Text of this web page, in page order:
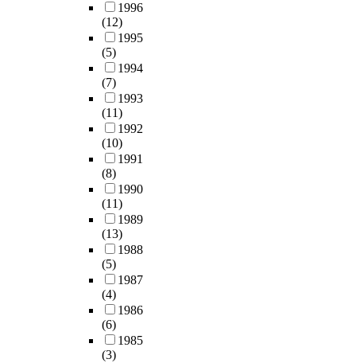
1996
(12)
1995
(5)
1994
(7)
1993
(11)
1992
(10)
1991
(8)
1990
(11)
1989
(13)
1988
(5)
1987
(4)
1986
(6)
1985
(3)